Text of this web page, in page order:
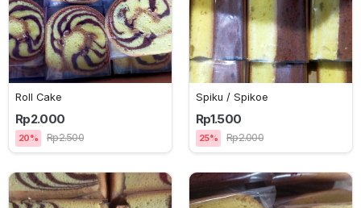
Roll Cake
Rp2.000
20% Rp2.500
Spiku / Spikoe
Rp1.500
25% Rp2.000